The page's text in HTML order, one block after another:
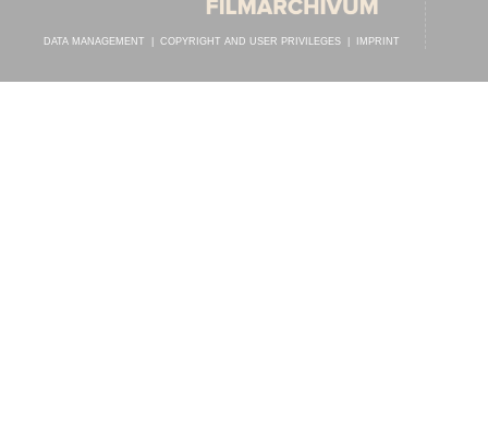
DATA MANAGEMENT COPYRIGHT AND USER PRIVILEGES IMPRINT